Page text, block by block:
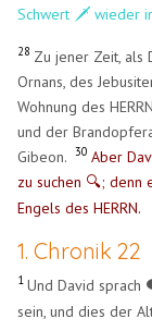
Schwert 🗡️ wieder
28 Zu jener Zeit, als
Ornans, des
Wohnung des
und der
Gibeon.30 Aber
zu suchen 🔍; denn
Engels des HERRN.
1. Chronik 22
1 Und David sprach
sein, und dies der